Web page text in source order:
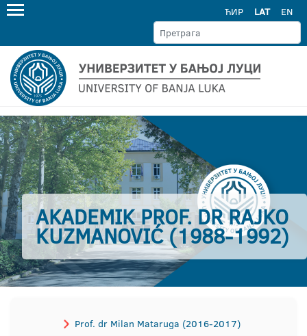
ЋИР LAT EN
AKADEMIK PROF. DR RAJKO
KUZMANOVIĆ (1988-1992)
Prof. dr Milan Mataruga (2016-2017)